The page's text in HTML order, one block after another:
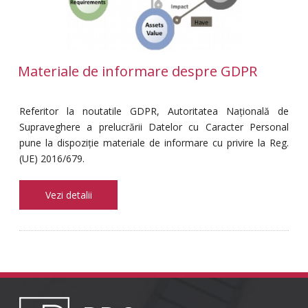
Materiale de informare despre GDPR
Referitor la noutatile GDPR, Autoritatea Națională de
Supraveghere a prelucrării Datelor cu Caracter Personal
pune la dispoziție materiale de informare cu privire la Reg.
(UE) 2016/679.
Vezi detalii